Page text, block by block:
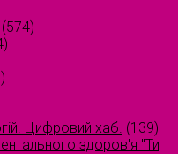
(574)
Цифровий хаб. (139)
здоров'я "Ти